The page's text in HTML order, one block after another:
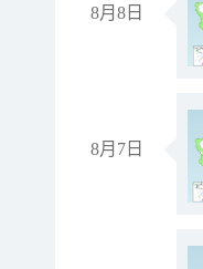
8月8日
8月7日